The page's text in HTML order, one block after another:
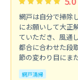
網戸は自分で掃除
にお願いして大正
ていただき、風通
都合に合わせた段
節の変わり目にま
網戸清掃